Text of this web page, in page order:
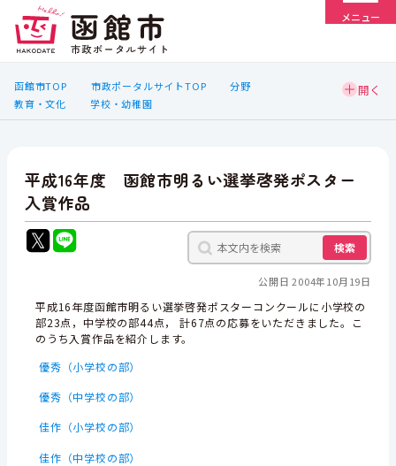
メニュー
函館市TOP 市政ポータルサイトTOP
分野
教育・文化
学校・幼稚園
平成16年度 函館市明るい選挙啓発ポスター
入賞作品
検索
公開日 2004年10月19日
平成16年度函館市明るい選挙啓発ポスターコンクールに小学校の
部23点，中学校の部44点， 計67点の応募をいただきました。こ
のうち入賞作品を紹介します。
優秀（小学校の部）
優秀（中学校の部）
佳作（小学校の部）
佳作（中学校の部）